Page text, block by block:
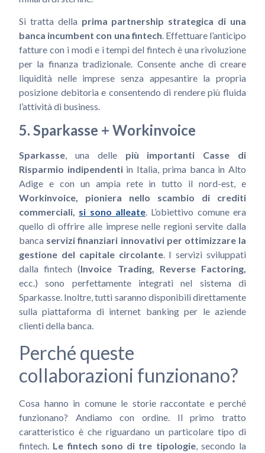
Si tratta della prima partnership strategica di una
banca incumbent con una fintech. Effettuare l’anticipo
fatture con i modi e i tempi del fintech è una rivoluzione
per la finanza tradizionale. Consente anche di creare
liquidità nelle imprese senza appesantire la propria
posizione debitoria e consentendo di rendere più fluida
l’attività di business.
5. Sparkasse + Workinvoice
Sparkasse, una delle più importanti Casse di
Risparmio indipendentiin Italia, prima banca in Alto
Adige e con un ampia rete in tutto il nord-est, e
Workinvoice, pioniera nello scambio di crediti
commerciali, si sono alleate. L’obiettivo comune era
quello di offrire alle imprese nelle regioni servite dalla
banca servizi finanziari innovativi per ottimizzare la
gestione del capitale circolante. I servizi sviluppati
dalla fintech (Invoice Trading, Reverse Factoring,
ecc.) sono perfettamente integrati nel sistema di
Sparkasse. Inoltre, tutti saranno disponibili direttamente
sulla piattaforma di internet banking per le aziende
clienti della banca.
Perché queste
collaborazioni funzionano?
Cosa hanno in comune le storie raccontate e perché
funzionano? Andiamo con ordine. Il primo tratto
caratteristico è che riguardano un particolare tipo di
fintech. Le fintech sono di tre tipologie, secondo la